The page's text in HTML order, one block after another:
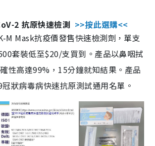
2 抗原快速檢測 >>按此選購<<
M Mask抗疫價發售快速檢測劑，單支
套裝低至$20/支買到。產品以鼻咽拭
性高達99%，15分鐘就知結果。產品
狀病毒病快速抗原測試通用名單。